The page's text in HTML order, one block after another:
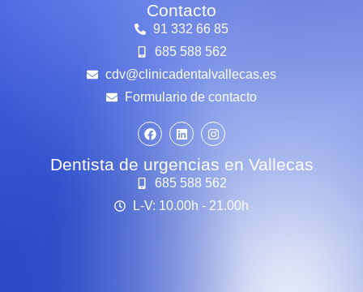
Contacto
91 332 66 85
685 588 562
cdv@clinicadentalvallecas.es
Formulario de contacto
Dentista de urgencias en Vallecas
685 588 562
L-V: 10.00h - 21.00h